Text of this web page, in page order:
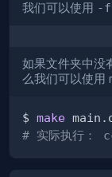
我们可以使用 -f
如果文件夹中没
么我们可以使用
$ make
# 实际执行